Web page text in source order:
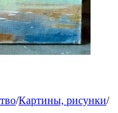
/Картины, рисунки/